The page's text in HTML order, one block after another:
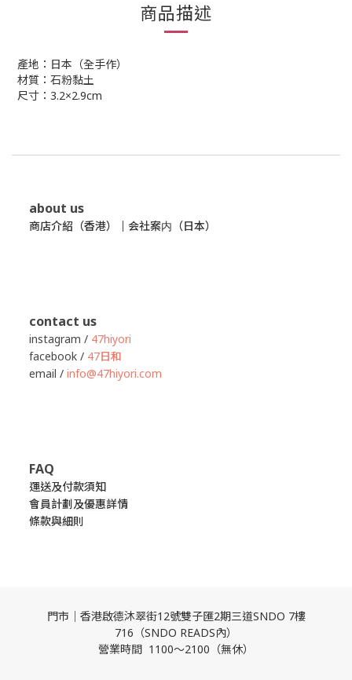
商品描述
產地：日本（全手作）
材質：石粉黏土
尺寸：3.2×2.9cm
about us
商店介紹（香港） 会社案内（日本）
contact us
instagram / 47hiyori
facebook / 47日和
email / info@47hiyori.com
FAQ
運送及付款須知
會員計劃及優惠詳情
條款與細則
門市｜香港啟德沐翠街12號雙子匯2期三道SNDO 7樓
716（SNDO READS內）
營業時間 1100～2100（無休）